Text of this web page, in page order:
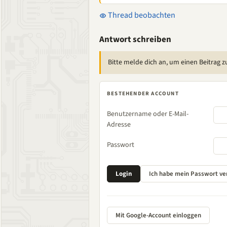
Thread beobachten
Antwort schreiben
Bitte melde dich an, um einen Beitrag
BESTEHENDER ACCOUNT
Benutzername oder E-Mail-
Adresse
Passwort
Mit Google-Account einloggen